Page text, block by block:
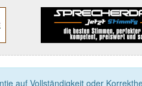
auf Vollständigkeit oder